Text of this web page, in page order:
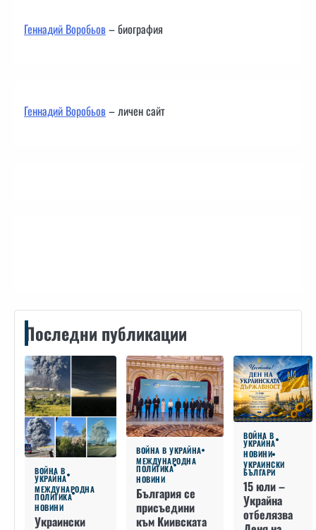
Геннадий Воробьов– биография
Геннадий Воробьов– личен сайт
Последни публикации
ВОЙНА В
УКРАЙНА
МЕЖДУНАРОДНА
ПОЛИТИКА
НОВИНИ
Украински
ВОЙНА В УКРАЙНА
МЕЖДУНАРОДНА
ПОЛИТИКА
НОВИНИ
България се
присъедини
към Киивската
ВОЙНА В
УКРАЙНА
НОВИНИ
УКРАИНСКИ
БЪЛГАРИ
15 юли –
Украйна
отбелязва